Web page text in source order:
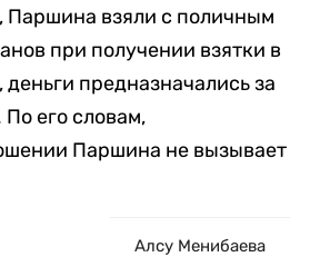
взяли с поличным
при получении взятки в
предназначались за
его словам,
Паршина не вызывает
Алсу Менибаева